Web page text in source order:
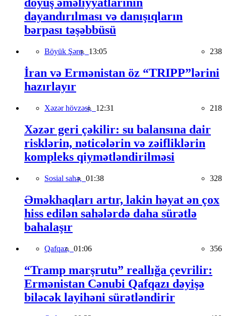
döyüş əməliyyatlarının
dayandırılması və danışıqların
bərpası təşəbbüsü
Böyük Şərq, 13:05 238
İran və Ermənistan öz “TRIPP”lərini
hazırlayır
Xəzər hövzəsi, 12:31 218
Xəzər geri çəkilir: su balansına dair
risklərin, nəticələrin və zəifliklərin
kompleks qiymətləndirilməsi
Sosial sahə, 01:38 328
Əməkhaqları artır, lakin həyat ən çox
hiss edilən sahələrdə daha sürətlə
bahalaşır
Qafqaz, 01:06 356
“Tramp marşrutu” reallığa çevrilir:
Ermənistan Cənubi Qafqazı dəyişə
biləcək layihəni sürətləndirir